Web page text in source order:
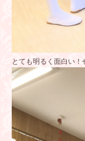
とても明るく面白い